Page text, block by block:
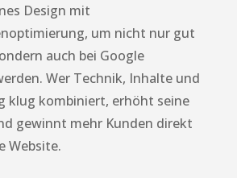
Design mit
um nicht nur gut
auch bei Google
Wer Technik, Inhalte und
klug kombiniert, erhöht seine
gewinnt mehr Kunden direkt
Website.